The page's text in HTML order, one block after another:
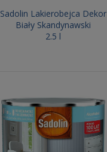
Sadolin Lakierobejca Dekor
Biały Skandynawski
2.5 l